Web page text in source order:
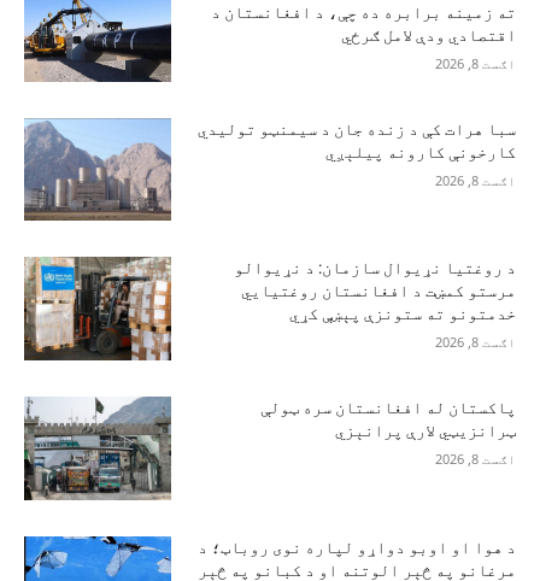
ته زمینه برابره ده چې، د افغانستان د
اقتصادي ودې لامل ګرځي
اګست 8, 2026
سبا هرات کې د زنده جان د سیمنټو تولیدي
کارخونې کارونه پیلېږي
اګست 8, 2026
د روغتیا نړیوال سازمان: د نړیوالو
مرستو کمښت د افغانستان روغتیايي
خدمتونو ته ستونزې پېښې کړي
اګست 8, 2026
پاکستان له افغانستان سره ټولې
ټرانزیټي لارې پرانېزي
اګست 8, 2026
د هوا او اوبو دواړو لپاره نوی روباټ؛ د
مرغانو په څېر الوتنه او د کبانو په څېر